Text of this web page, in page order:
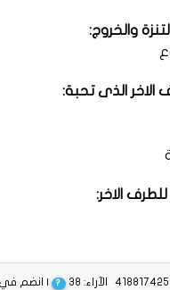
والخروج:
الذى تحبة:
للطرف الاخر:
الآراء: 38 ? | انضم في: